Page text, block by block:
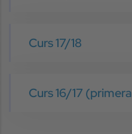
Curs 17/18
Curs 16/17